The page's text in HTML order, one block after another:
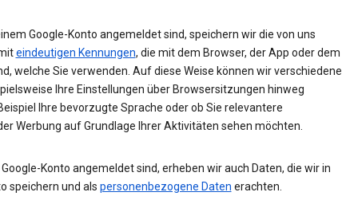
Google-Konto angemeldet sind, speichern wir die von uns
eindeutigen Kennungen, die mit dem Browser, der App oder dem
welche Sie verwenden. Auf diese Weise können wir verschiedene
Ihre Einstellungen über Browsersitzungen hinweg
Ihre bevorzugte Sprache oder ob Sie relevantere
Werbung auf Grundlage Ihrer Aktivitäten sehen möchten.
Konto angemeldet sind, erheben wir auch Daten, die wir in
speichern und als personenbezogene Daten erachten.